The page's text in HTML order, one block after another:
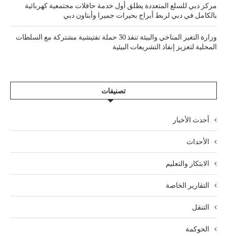
مركز دبي للسلع المتعددة يطلق أول خدمة حافلات مجتمعية كهربائية
بالكامل في دبي لربط أبراج بحيرات جميرا وأبتاون دبي
وزارة التغير المناخي والبيئة تنفذ 30 حملة تفتيشية مشتركة مع السلطات
المحلية لتعزيز إنفاذ التشريعات البيئية
تصنيفات
أحدث الأخبار
الأحداث
الابتكار والتعليم
التقارير الخاصة
التنقل
الحوكمة